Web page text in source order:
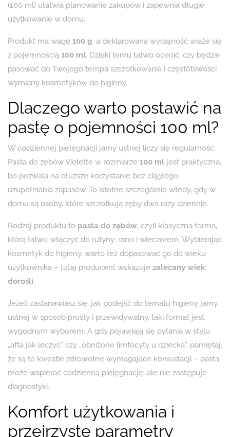
(100 ml) ułatwia planowanie zakupów i zapewnia długie
użytkowanie w domu.
Produkt ma wagę 100 g, a deklarowana wydajność wiąże się
z pojemnością 100 ml. Dzięki temu łatwo ocenić, czy będzie
pasować do Twojego tempa szczotkowania i częstotliwości
wymiany kosmetyków do higieny.
Dlaczego warto postawić na
pastę o pojemności 100 ml?
W codziennej pielęgnacji jamy ustnej liczy się regularność.
Pasta do zębów Violette w rozmiarze 100 ml jest praktyczna,
bo pozwala na dłuższe korzystanie bez ciągłego
uzupełniania zapasów. To istotne szczególnie wtedy, gdy w
domu są osoby, które szczotkują zęby dwa razy dziennie.
Rodzaj produktu to pasta do zębów, czyli klasyczna forma,
którą łatwo włączyć do rutyny: rano i wieczorem. Wybierając
kosmetyk do higieny, warto też dopasować go do wieku
użytkownika – tutaj producent wskazuje zalecany wiek:
dorośli.
Jeżeli zastanawiasz się, jak podejść do tematu higieny jamy
ustnej w sposób prosty i przewidywalny, taki format jest
wygodnym wyborem. A gdy pojawiają się pytania w stylu
„afta jak leczyć” czy „obniżone limfocyty u dziecka”, pamiętaj,
że są to kwestie zdrowotne wymagające konsultacji – pasta
może wspierać codzienną pielęgnację, ale nie zastępuje
diagnostyki.
Komfort użytkowania i
przejrzyste parametry